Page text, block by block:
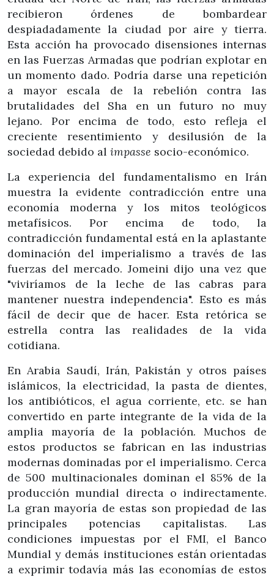
recibieron órdenes de bombardear
despiadadamente la ciudad por aire y tierra.
Esta acción ha provocado disensiones internas
en las Fuerzas Armadas que podrían explotar en
un momento dado. Podría darse una repetición
a mayor escala de la rebelión contra las
brutalidades del Sha en un futuro no muy
lejano. Por encima de todo, esto refleja el
creciente resentimiento y desilusión de la
sociedad debido al impasse socio-económico.
La experiencia del fundamentalismo en Irán
muestra la evidente contradicción entre una
economía moderna y los mitos teológicos
metafísicos. Por encima de todo, la
contradicción fundamental está en la aplastante
dominación del imperialismo a través de las
fuerzas del mercado. Jomeini dijo una vez que
"viviríamos de la leche de las cabras para
mantener nuestra independencia". Esto es más
fácil de decir que de hacer. Esta retórica se
estrella contra las realidades de la vida
cotidiana.
En Arabia Saudí, Irán, Pakistán y otros países
islámicos, la electricidad, la pasta de dientes,
los antibióticos, el agua corriente, etc. se han
convertido en parte integrante de la vida de la
amplia mayoría de la población. Muchos de
estos productos se fabrican en las industrias
modernas dominadas por el imperialismo. Cerca
de 500 multinacionales dominan el 85% de la
producción mundial directa o indirectamente.
La gran mayoría de estas son propiedad de las
principales potencias capitalistas. Las
condiciones impuestas por el FMI, el Banco
Mundial y demás instituciones están orientadas
a exprimir todavía más las economías de estos